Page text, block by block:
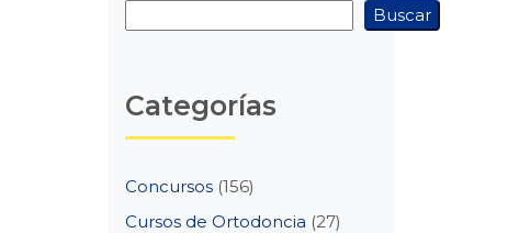
Buscar
Categorías
Concursos (156)
Cursos de Ortodoncia (27)